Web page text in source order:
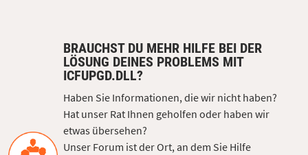
BRAUCHST DU MEHR HILFE BEI DER
LÖSUNG DEINES PROBLEMS MIT
ICFUPGD.DLL?
Haben Sie Informationen, die wir nicht haben?
Hat unser Rat Ihnen geholfen oder haben wir
etwas übersehen?
Unser Forum ist der Ort, an dem Sie Hilfe